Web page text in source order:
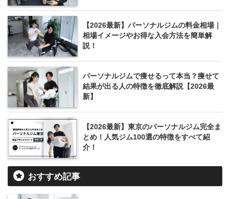
【2026最新】パーソナルジムの料金相場｜
相場イメージやお得な入会方法を簡単解
説！
パーソナルジムで痩せるって本当？痩せて
結果が出る人の特徴を徹底解説【2026最
新】
【2026最新】東京のパーソナルジム完全ま
とめ！人気ジム100選の特徴をすべて紹
介！
おすすめ記事